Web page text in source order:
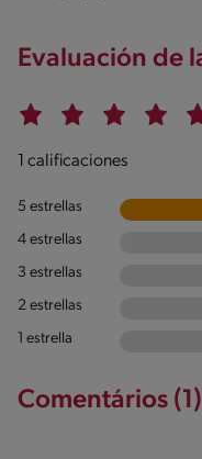
Evaluación de
1 calificaciones
5 estrellas
4 estrellas
3 estrellas
2 estrellas
1 estrella
Comentários (1)